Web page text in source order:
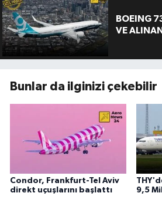
BOEING
VE
Bunlar da ilginizi çekebilir
Condor, Frankfurt-Tel Aviv
direkt uçuşlarını başlattı
9,5